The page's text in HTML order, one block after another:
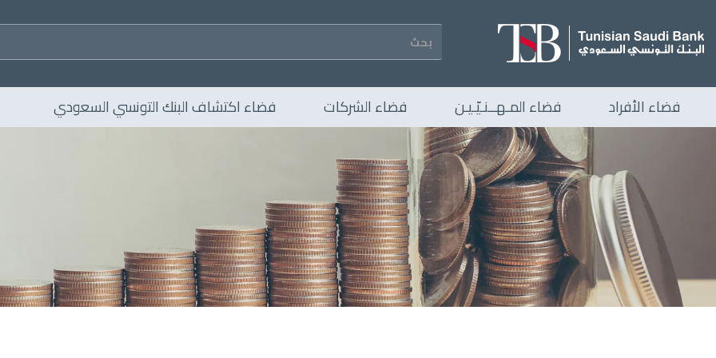
المحتوى
الرئيسي
Navigation
principale
فضاء الأفراد فضاء المـهــنـيّـيـن فضاء الشركات فضاء اكتشاف البنك التونسي السعودي